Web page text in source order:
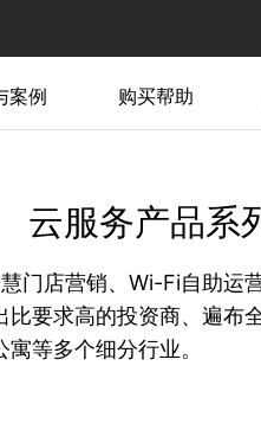
案例 购买帮助
云服务产品系
门店营销、Wi-Fi自助运
要求高的投资商、遍布
等多个细分行业。